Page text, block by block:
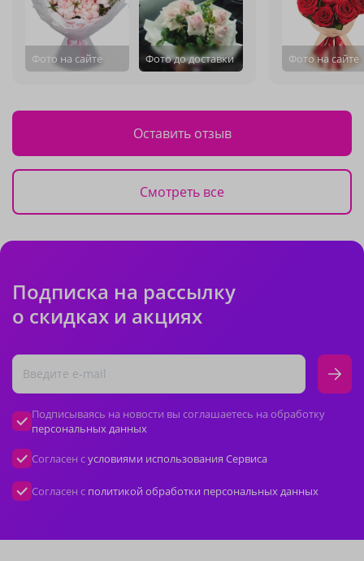
Фото на сайте Фото до доставки Фото на сайте
Оставить отзыв
Смотреть все
Подписка на рассылку
о скидках и акциях
Подписываясь на новости вы соглашаетесь на обработку
персональных данных
Согласен сусловиями использования Сервиса
Согласен с политикой обработки персональных данных